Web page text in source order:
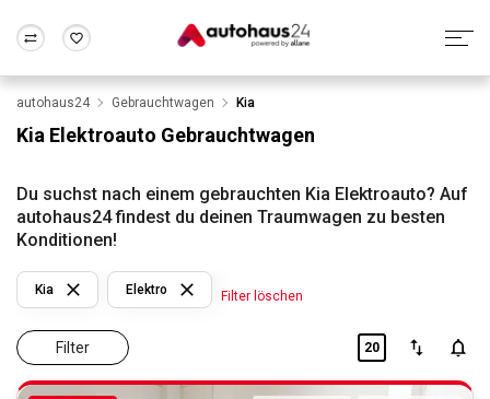
Wir bewerten dein Auto
Alle Fragen & Antworten
Rund um die Inzahlungnahme
Frankfurt Wuppertal
autohaus24 Gebrauchtwagen Kia
Kia Elektroauto Gebrauchtwagen
Du suchst nach einem gebrauchten Kia Elektroauto? Auf
autohaus24 findest du deinen Traumwagen zu besten
Konditionen!
Filter
Kia Elektro Filter löschen
20